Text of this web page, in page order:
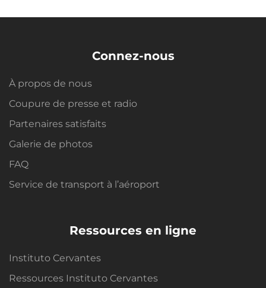
Connez-nous
À propos de nous
Coupure de presse et radio
Partenaires satisfaits
Galerie de photos
FAQ
Service de transport à l’aéroport
Ressources en ligne
Instituto Cervantes
Ressources Instituto Cervantes